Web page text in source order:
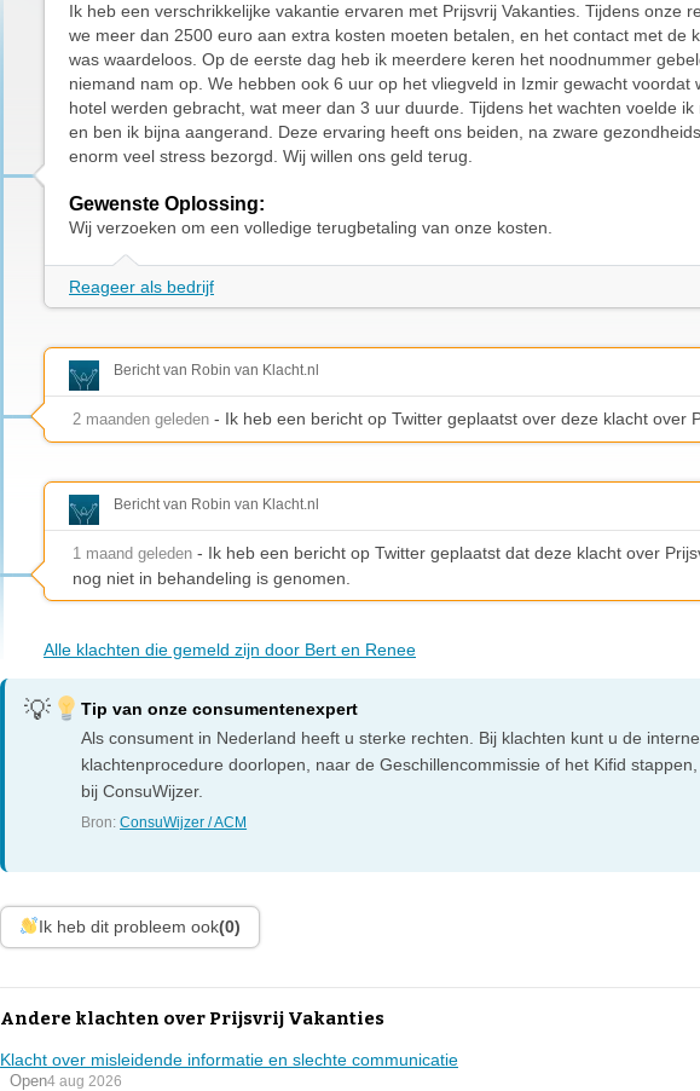
Ik heb een verschrikkelijke vakantie ervaren met Prijsvrij Vakanties. Tijdens onze
we meer dan 2500 euro aan extra kosten moeten betalen, en het contact met de
was waardeloos. Op de eerste dag heb ik meerdere keren het noodnummer
niemand nam op. We hebben ook 6 uur op het vliegveld in Izmir gewacht voordat
hotel werden gebracht, wat meer dan 3 uur duurde. Tijdens het wachten voelde ik
en ben ik bijna aangerand. Deze ervaring heeft ons beiden, na zware
enorm veel stress bezorgd. Wij willen ons geld terug.
Gewenste Oplossing:
Wij verzoeken om een volledige terugbetaling van onze kosten.
Reageer als bedrijf
Bericht van Robin van Klacht.nl
2 maanden geleden - Ik heb een bericht op Twitter geplaatst over deze klacht over
Bericht van Robin van Klacht.nl
1 maand geleden - Ik heb een bericht op Twitter geplaatst dat deze klacht over
nog niet in behandeling is genomen.
Alle klachten die gemeld zijn door Bert en Renee
Tip van onze consumentenexpert
Als consument in Nederland heeft u sterke rechten. Bij klachten kunt u de interne
klachtenprocedure doorlopen, naar de Geschillencommissie of het Kifid
bij ConsuWijzer.
Bron:ConsuWijzer / ACM
Ik heb dit probleem ook(0)
Andere klachten over Prijsvrij Vakanties
Klacht over misleidende informatie en slechte communicatie
Open4 aug 2026